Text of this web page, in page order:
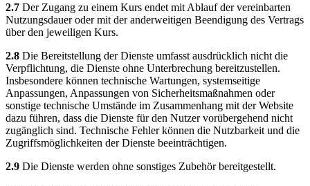
2.7 Der Zugang zu einem Kurs endet mit Ablauf der vereinbarten
Nutzungsdauer oder mit der anderweitigen Beendigung des Vertrags
über den jeweiligen Kurs.
2.8 Die Bereitstellung der Dienste umfasst ausdrücklich nicht die
Verpflichtung, die Dienste ohne Unterbrechung bereitzustellen.
Insbesondere können technische Wartungen, systemseitige
Anpassungen, Anpassungen von Sicherheitsmaßnahmen oder
sonstige technische Umstände im Zusammenhang mit der Website
dazu führen, dass die Dienste für den Nutzer vorübergehend nicht
zugänglich sind. Technische Fehler können die Nutzbarkeit und die
Zugriffsmöglichkeiten der Dienste beeinträchtigen.
2.9 Die Dienste werden ohne sonstiges Zubehör bereitgestellt.